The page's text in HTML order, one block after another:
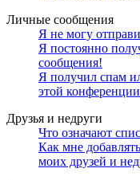
Личные сообщения
Я не могу
Я постоянно
сообщения!
Я получил спам
этой
Друзья и недруги
Что означают
Как мне
моих друзей и